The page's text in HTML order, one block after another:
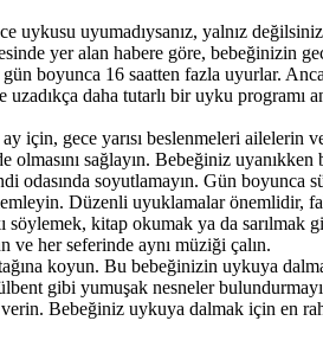
uykusu uyumadıysanız, yalnız
yer alan habere göre, bebeğinizin
boyunca 16 saatten fazla uyurlar.
uzadıkça daha tutarlı bir uyku
için, gece yarısı beslenmeleri
sağlayın. Bebeğiniz
odasında soyutlamayın. Gün boyunca
Düzenli uyuklamalar önemlidir,
kitap okumak ya da sarılmak
ve her seferinde aynı müziği çalın.
koyun. Bu bebeğinizin uykuya
gibi yumuşak nesneler
Bebeğiniz uykuya dalmak için en